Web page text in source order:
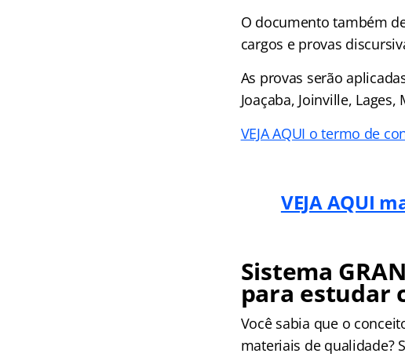
O documento também
cargos e provas
As provas serão
Joaçaba, Joinville, Lages,
VEJA AQUI o termo de
VEJA AQUI
Sistema
para estudar
Você sabia que o
materiais de qualidade?